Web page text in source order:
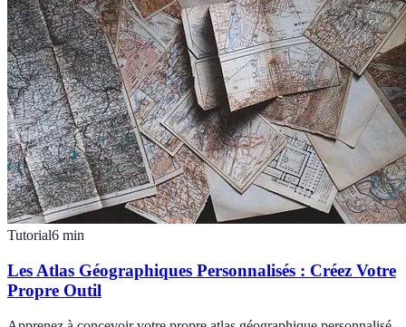
Tutorial6 min
Les Atlas Géographiques Personnalisés : Créez Votre
Propre Outil